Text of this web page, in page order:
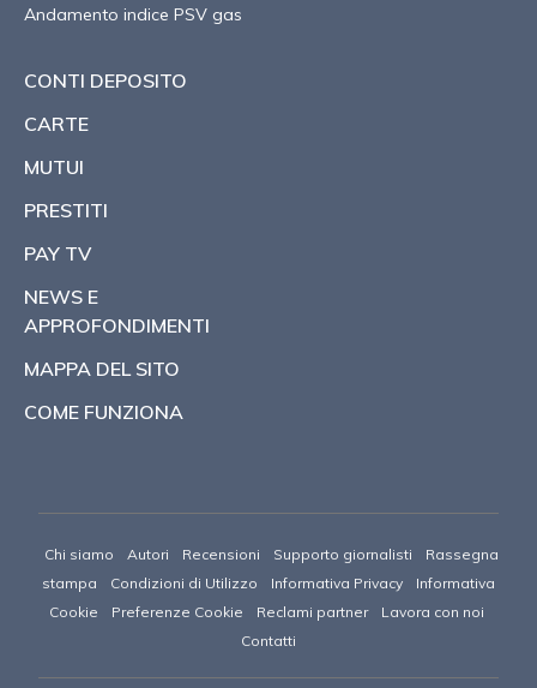
Andamento indice PSV gas
CONTI DEPOSITO
CARTE
MUTUI
PRESTITI
PAY TV
NEWS E
APPROFONDIMENTI
MAPPA DEL SITO
COME FUNZIONA
Chi siamo Autori Recensioni Supporto giornalisti
Rassegna
stampa
Condizioni di Utilizzo Informativa Privacy
Informativa
Cookie
Preferenze Cookie Reclami partner
Lavora con noi
Contatti